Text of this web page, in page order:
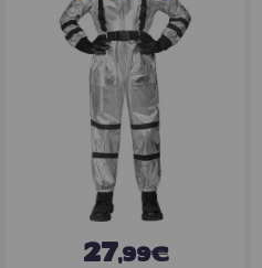
27,99€